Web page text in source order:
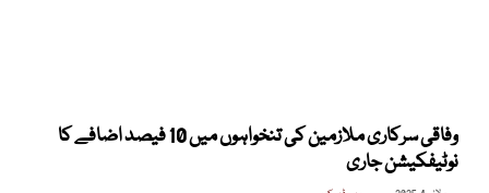
وفاقی سرکاری ملازمین کی تنخواہوں میں 10 فیصد اضافے کا
نوٹیفکیشن جاری